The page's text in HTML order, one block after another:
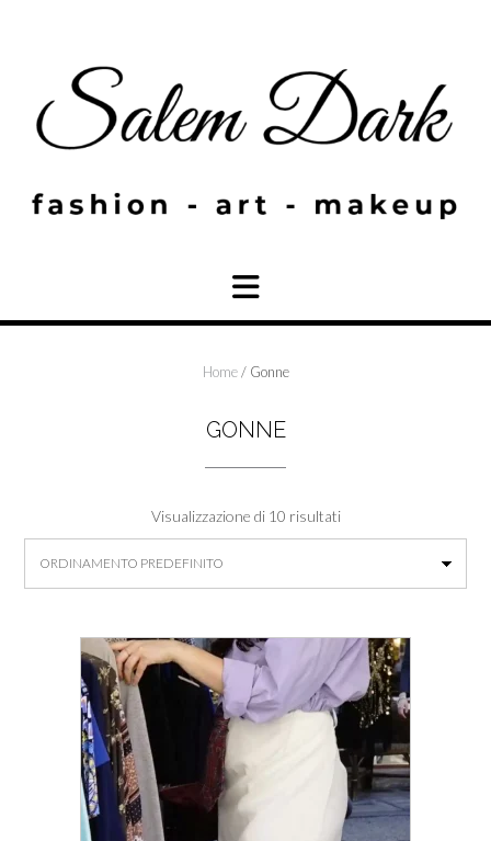
Home/ Gonne
GONNE
Visualizzazione di 10 risultati